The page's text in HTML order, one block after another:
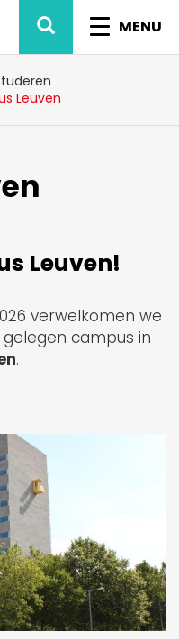
MENU
ZOEK
Leuven
Leuven!
verwelkomen we
campus in
.